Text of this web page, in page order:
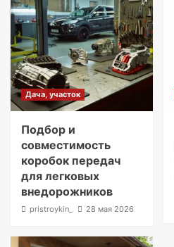
Дача, участок
Подбор и
совместимость
коробок передач
для легковых
внедорожников
pristroykin_ 28 мая 2026